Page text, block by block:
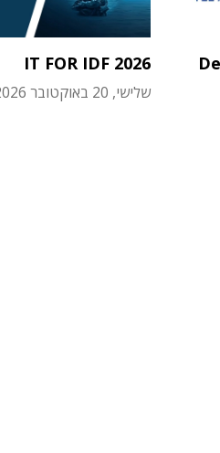
IT FOR IDF 2026
שלישי, 20 באוקטובר 2026